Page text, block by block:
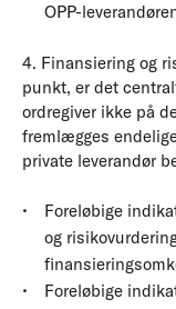
OPP-
4. Finansiering og
punkt, er det
ordregiver ikke på
fremlægges
private leverandør
Foreløbige
og
Foreløbige